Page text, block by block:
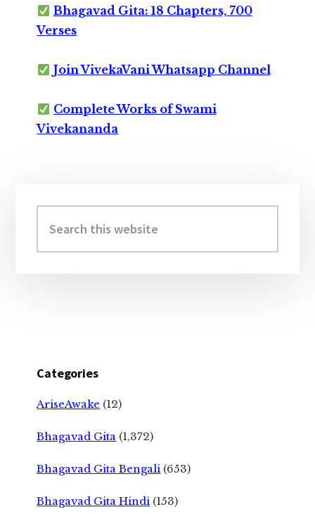
Bhagavad Gita: 18 Chapters, 700
Verses
Join VivekaVani Whatsapp Channel
Complete Works of Swami
Vivekananda
Sidebar
this
website
Categories
AriseAwake (12)
Bhagavad Gita (1,372)
Bhagavad Gita Bengali (653)
Bhagavad Gita Hindi (153)